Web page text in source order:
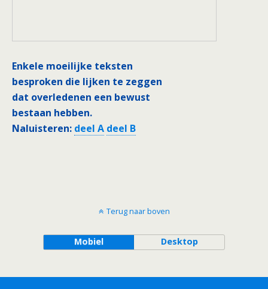
Enkele moeilijke teksten
besproken die lijken te zeggen
dat overledenen een bewust
bestaan hebben.
Naluisteren: deel A deel B
Terug naar boven
Mobiel Desktop